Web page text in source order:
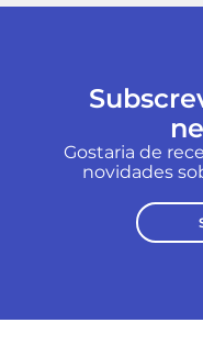
Gostaria de
novidades